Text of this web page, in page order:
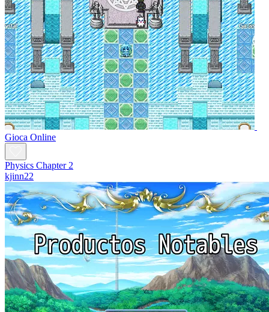
Gioca Online
Physics Chapter 2
kjinn22